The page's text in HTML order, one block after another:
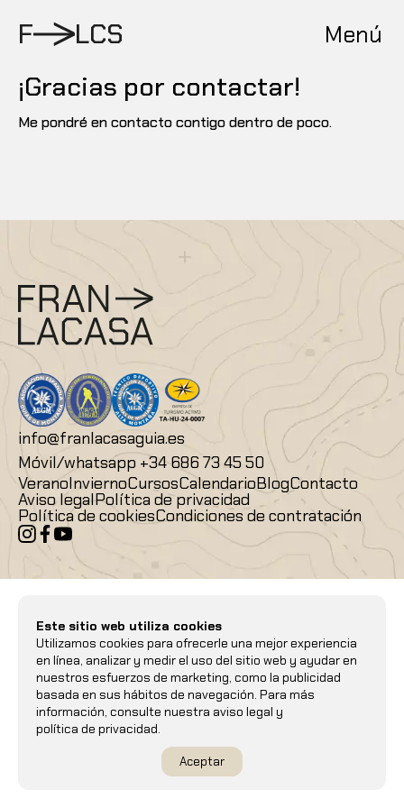
Este sitio web utiliza cookies
Utilizamos cookies para ofrecerle una mejor experiencia
en línea, analizar y medir el uso del sitio web y ayudar en
nuestros esfuerzos de marketing, como la publicidad
basada en sus hábitos de navegación. Para más
información, consulte nuestra aviso legal y
política de privacidad.
Aceptar
contenido
F LCS Menú
¡Gracias por contactar!
Me pondré en contacto contigo dentro de poco.
info@franlacasaguia.es
Móvil/whatsapp +34 686 73 45 50
VeranoInviernoCursosCalendarioBlogContacto
Aviso legalPolítica de privacidad
Política de cookiesCondiciones de contratación